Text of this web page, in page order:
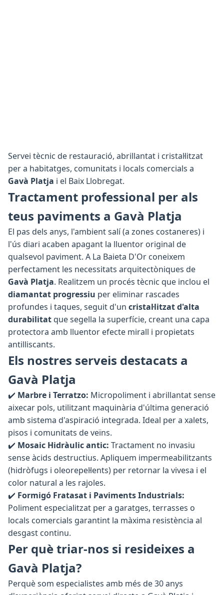
Servei tècnic de restauració, abrillantat i cristal·litzat
per a habitatges, comunitats i locals comercials a
Gavà Platja i el Baix Llobregat.
Tractament professional per als
teus paviments a Gavà Platja
El pas dels anys, l'ambient salí (a zones costaneres) i
l'ús diari acaben apagant la lluentor original de
qualsevol paviment. A La Baieta D'Or coneixem
perfectament les necessitats arquitectòniques de
Gavà Platja. Realitzem un procés tècnic que inclou el
diamantat progressiu per eliminar rascades
profundes i taques, seguit d'un cristal·litzat d'alta
durabilitatque segella la superfície, creant una capa
protectora amb lluentor efecte mirall i propietats
antilliscants.
Els nostres serveis destacats a
Gavà Platja
✔️ Marbre i Terratzo: Micropoliment i abrillantat sense
aixecar pols, utilitzant maquinària d'última generació
amb sistema d'aspiració integrada. Ideal per a xalets,
pisos i comunitats de veïns.
✔️ Mosaic Hidràulic antic: Tractament no invasiu
sense àcids destructius. Apliquem impermeabilitzants
(hidròfugs i oleorepel·lents) per retornar la vivesa i el
color natural a les rajoles.
✔️ Formigó Fratasat i Paviments Industrials:
Poliment especialitzat per a garatges, terrasses o
locals comercials garantint la màxima resistència al
desgast continu.
Per què triar-nos si resideixes a
Gavà Platja?
Perquè som especialistes amb més de 30 anys